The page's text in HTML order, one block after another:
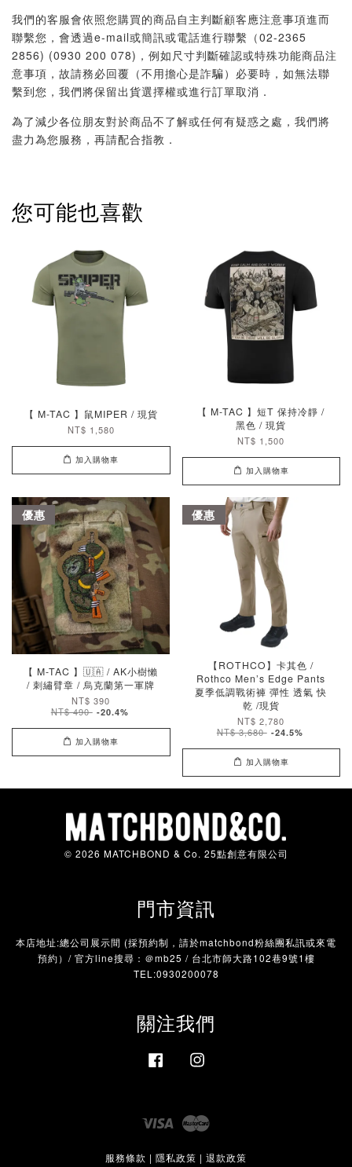
我們的客服會依照您購買的商品自主判斷顧客應注意事項進而
聯繫您，會透過e-mail或簡訊或電話進行聯繫（02-2365
2856) (0930 200 078)，例如尺寸判斷確認或特殊功能商品注
意事項，故請務必回覆（不用擔心是詐騙）必要時，如無法聯
繫到您，我們將保留出貨選擇權或進行訂單取消．
為了減少各位朋友對於商品不了解或任何有疑惑之處，我們將
盡力為您服務，再請配合指教．
您可能也喜歡
【 M-TAC 】鼠MIPER / 現貨
NT$ 1,580
加入購物車
【 M-TAC 】短T 保持冷靜 /
黑色 / 現貨
NT$ 1,500
加入購物車
優惠
【 M-TAC 】🇺🇦 / AK小樹懶
/ 刺繡臂章 / 烏克蘭第一軍牌
NT$ 390
NT$ 490 -20.4%
加入購物車
優惠
【ROTHCO】卡其色 /
Rothco Men’s Edge Pants
夏季低調戰術褲 彈性 透氣 快
乾 /現貨
NT$ 2,780
NT$ 3,680 -24.5%
加入購物車
© 2026 MATCHBOND & Co. 25點創意有限公司
門市資訊
本店地址:總公司展示間 (採預約制，請於matchbond粉絲團私訊或來電
預約）/ 官方line搜尋：＠mb25 / 台北市師大路102巷9號1樓
TEL:0930200078
關注我們
Facebook
Visa
服務條款 | 隱私政策 | 退款政策